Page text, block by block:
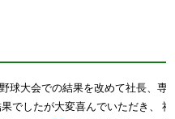
球大会での結果を改めて社長、専
でしたが大変喜んでいただき、 社